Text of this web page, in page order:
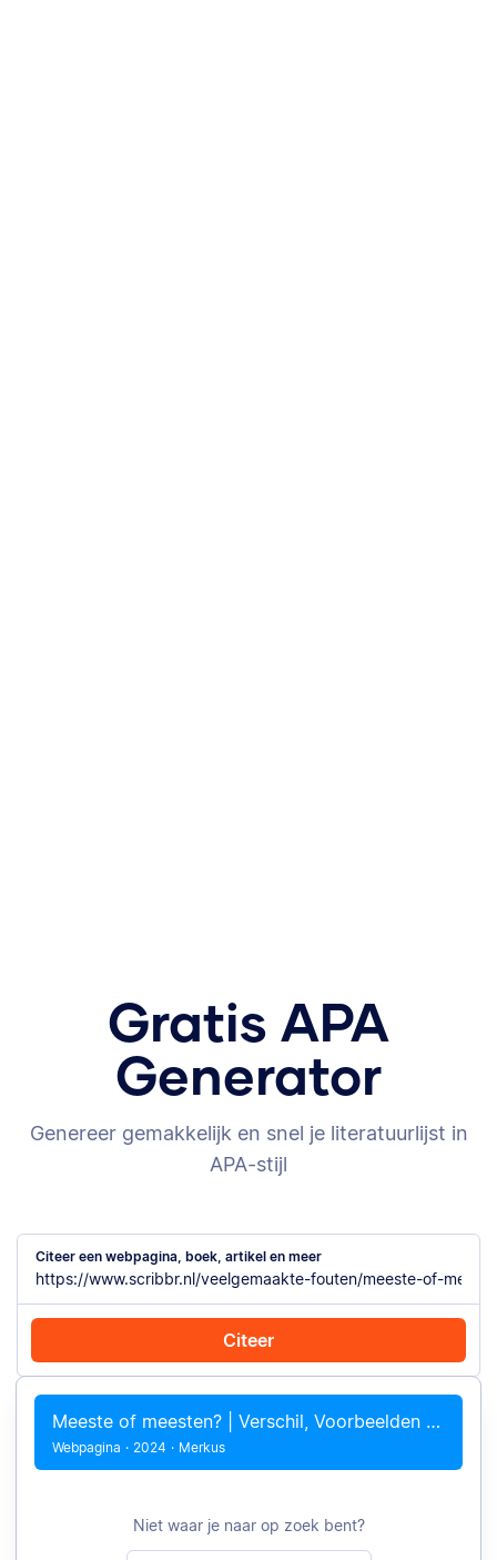
Gratis APA
Generator
Genereer gemakkelijk en snel je literatuurlijst in
APA-stijl
Citeer een webpagina, boek, artikel en meer
Citeer
Citeer met Chrome Citeer handmatig
Meeste of meesten? | Verschil, Voorbeelden &#038; Quiz
Webpagina · 2024 · Merkus
Niet waar je naar op zoek bent?